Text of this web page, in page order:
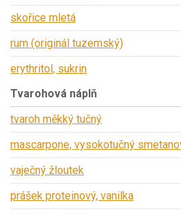
skořice mletá
rum (originál tuzemský)
erythritol, sukrin
Tvarohová náplň
tvaroh měkký tučný
mascarpone, vysokotučný
vaječný žloutek
prášek proteinový, vanilka